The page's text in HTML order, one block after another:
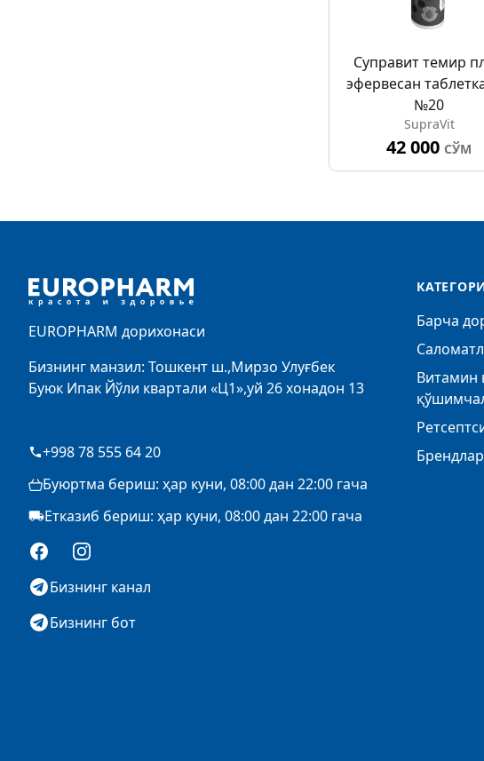
Суправит темир
эфервесан
№20
SupraVit
42 000 СЎМ
EUROPHARM дорихонаси
Бизнинг манзил: Тошкент ш.,Мирзо Улуғбек
Буюк Ипак Йўли квартали «Ц1»,уй 26 хонадон 13
+998 78 555 64 20
Буюртма бериш: ҳар куни, 08:00 дан 22:00 гача
Етказиб бериш: ҳар куни, 08:00 дан 22:00 гача
FacebookInstagram
Бизнинг канал
Бизнинг бот
Барча
Витамин
Брендлар